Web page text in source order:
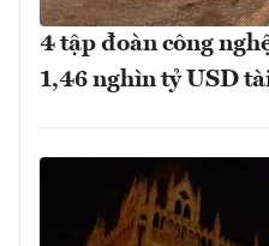
4 tập đoàn công
1,46 nghìn tỷ USD